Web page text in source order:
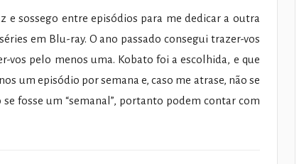
sossego entre episódios para me dedicar a outra
em Blu-ray. O ano passado consegui trazer-vos
vos pelo menos uma. Kobato foi a escolhida, e que
um episódio por semana e, caso me atrase, não se
fosse um “semanal”, portanto podem contar com